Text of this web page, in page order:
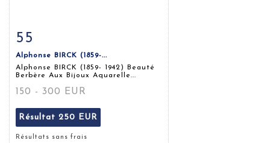
Fiche détaillée
55
Alphonse BIRCK (1859-...
Alphonse BIRCK (1859- 1942) Beauté
Berbère Aux Bijoux Aquarelle...
150 - 300 EUR
Résultat 250 EUR
Résultats sans frais